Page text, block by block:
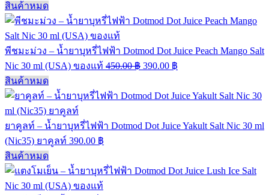
สินค้าหมด
พีชมะม่วง – น้ำยาบุหรี่ไฟฟ้า Dotmod Dot Juice Peach Mango Salt
Nic 30 ml (USA) ของแท้ 450.00฿ 390.00 ฿
สินค้าหมด
ยาคูลท์ – น้ำยาบุหรี่ไฟฟ้า Dotmod Dot Juice Yakult Salt Nic 30 ml
(Nic35) ยาคูลท์ 390.00 ฿
สินค้าหมด